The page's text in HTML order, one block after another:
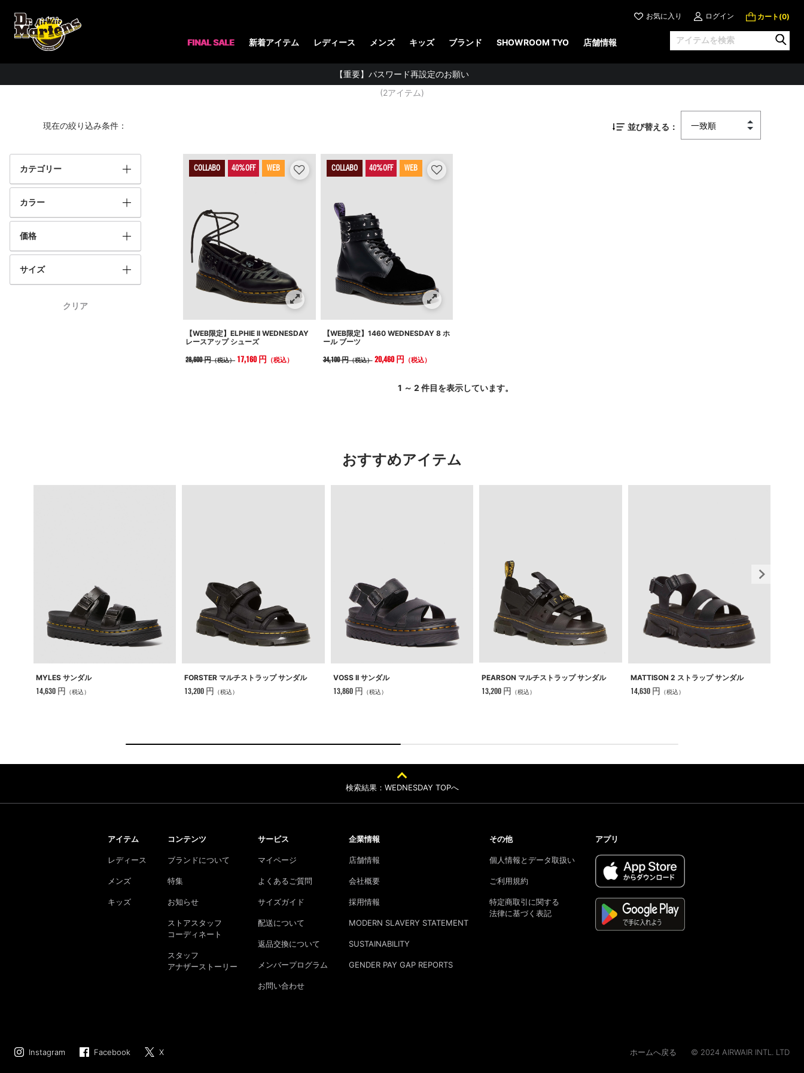
お気に入り ログイン カート(0)
FINAL SALE 新着アイテム レディース メンズ キッズ ブランド SHOWROOM TYO 店舗情報
【重要】パスワード再設定のお願い
【重要なお知らせ】偽サイトにご注意ください。
ドクターマーチン製品のコピー品にご注意ください。
ドクターマーチン公式アプリをダウンロード！
11,000円以上で送料無料・サイズ交換無料
WEDNESDAY
(2アイテム)
現在の絞り込み条件 並び替える
カテゴリー
カラー
価格
サイズ
クリア
COLLABO WEB
【WEB限定】ELPHIE II WEDNESDAY
レースアップ シューズ
28,600 円（税込） 17,160 円 （税込）
COLLABO WEB
【WEB限定】1460 WEDNESDAY 8 ホ
ール ブーツ
34,100 円（税込） 20,460 円 （税込）
1 ～ 2 件目を表示しています。
おすすめアイテム
MYLES サンダル
14,630 円 （税込）
FORSTER マルチストラップ サンダル
13,200 円 （税込）
VOSS II サンダル
13,860 円 （税込）
PEARSON マルチストラップ サンダル
13,200 円 （税込）
MATTISON 2 ストラップ サンダル
14,630 円 （税込）
検索結果：WEDNESDAY TOPへ
アイテム
レディース
メンズ
キッズ
コンテンツ
ブランドについて
特集
お知らせ
ストアスタッフ
コーディネート
スタッフ
アナザーストーリー
サービス
マイページ
よくあるご質問
サイズガイド
配送について
返品交換について
メンバープログラム
お問い合わせ
企業情報
店舗情報
会社概要
採用情報
MODERN SLAVERY STATEMENT
SUSTAINABILITY
GENDER PAY GAP REPORTS
その他
個人情報とデータ取扱い
ご利用規約
特定商取引に関する
法律に基づく表記
アプリ
Instagram Facebook X ホームへ戻る © 2024 AIRWAIR INTL. LTD